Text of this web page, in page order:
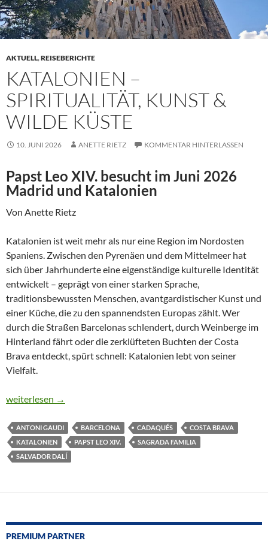
AKTUELL,REISEBERICHTE
KATALONIEN –
SPIRITUALITÄT, KUNST &
WILDE KÜSTE
10. JUNI 2026 ANETTE RIETZ KOMMENTAR HINTERLASSEN
Papst Leo XIV. besucht im Juni 2026
Madrid und Katalonien
Von Anette Rietz
Katalonien ist weit mehr als nur eine Region im Nordosten
Spaniens. Zwischen den Pyrenäen und dem Mittelmeer hat
sich über Jahrhunderte eine eigenständige kulturelle Identität
entwickelt – geprägt von einer starken Sprache,
traditionsbewussten Menschen, avantgardistischer Kunst und
einer Küche, die zu den spannendsten Europas zählt. Wer
durch die Straßen Barcelonas schlendert, durch Weinberge im
Hinterland fährt oder die zerklüfteten Buchten der Costa
Brava entdeckt, spürt schnell: Katalonien lebt von seiner
Vielfalt.
KATALONIEN – SPIRITUALITÄT, KUNST & WILDE KÜSTE
weiterlesen →
ANTONI GAUDI BARCELONA CADAQUÉS
COSTA BRAVA
KATALONIEN
PAPST LEO XIV.
SAGRADA FAMILIA
SALVADOR DALÍ
PREMIUM PARTNER